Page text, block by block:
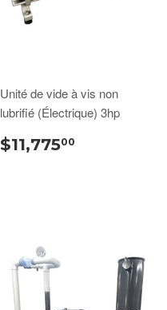
Unité de vide à vis non
lubrifié (Électrique) 3hp
$11,77500